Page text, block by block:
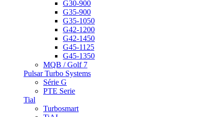
G30-900
G35-900
G35-1050
G42-1200
G42-1450
G45-1125
G45-1350
MQB / Golf 7
Pulsar Turbo Systems
Série G
PTE Serie
Tial
Turbosmart